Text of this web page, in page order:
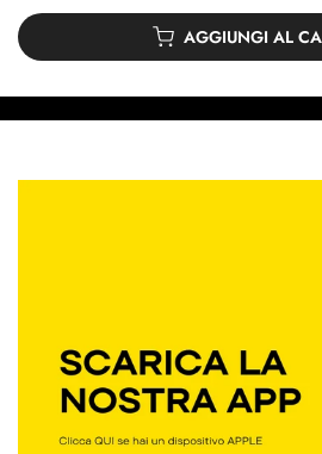
regalo
è
compresso
AGGIUNGI AL